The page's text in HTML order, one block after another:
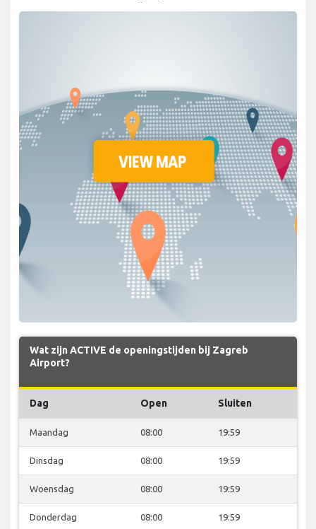
Wat zijn ACTIVE de openingstijden bij Zagreb
Airport?
Dag Open Sluiten
Maandag 08:00 19:59
Dinsdag 08:00 19:59
Woensdag 08:00 19:59
Donderdag 08:00 19:59